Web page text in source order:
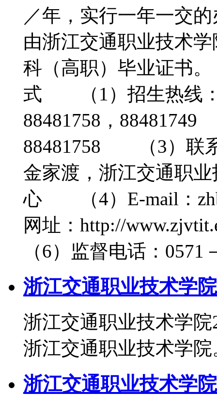
／年，实行一年一交
由浙江交通职业技术
科（高职）毕业证书
式 （1）招生热线：
88481758，
88481758 （3）联
金家渡，浙江交通职
心 （4）E-mail：
网址：http://
（6）监督电话：0571
浙江交通职业技术学
浙江交通职业技术学
浙江交通职业技术学
浙江交通职业技术学